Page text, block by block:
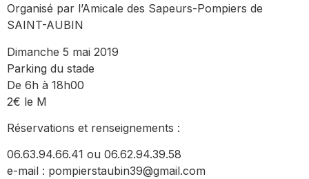
Organisé par l’Amicale des Sapeurs-Pompiers de
SAINT-AUBIN
Dimanche 5 mai 2019
Parking du stade
De 6h à 18h00
2€ le M
Réservations et renseignements :
06.63.94.66.41 ou 06.62.94.39.58
e-mail : pompierstaubin39@gmail.com